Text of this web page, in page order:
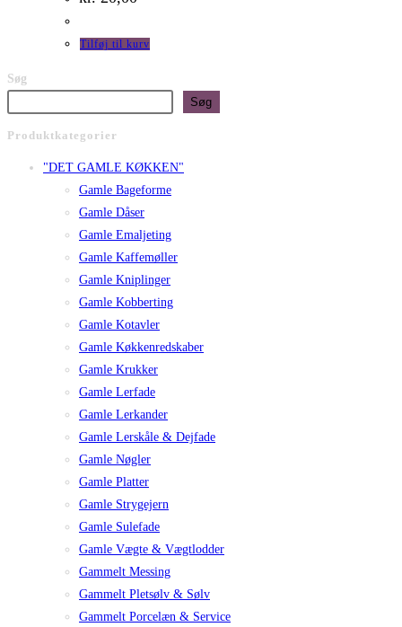
Tilføj til kurv
Søg
Søg
Produktkategorier
"DET GAMLE KØKKEN"
Gamle Bageforme
Gamle Dåser
Gamle Emaljeting
Gamle Kaffemøller
Gamle Kniplinger
Gamle Kobberting
Gamle Kotavler
Gamle Køkkenredskaber
Gamle Krukker
Gamle Lerfade
Gamle Lerkander
Gamle Lerskåle & Dejfade
Gamle Nøgler
Gamle Platter
Gamle Strygejern
Gamle Sulefade
Gamle Vægte & Vægtlodder
Gammelt Messing
Gammelt Pletsølv & Sølv
Gammelt Porcelæn & Service